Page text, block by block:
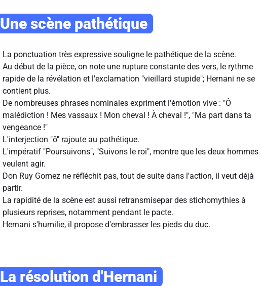
Une scène pathétique
La ponctuation très expressive souligne le pathétique de la scène.
Au début de la pièce, on note une rupture constante des vers, le rythme
rapide de la révélation et l'exclamation "vieillard stupide"; Hernani ne se
contient plus.
De nombreuses phrases nominales expriment l'émotion vive : "Ô
malédiction ! Mes vassaux ! Mon cheval ! À cheval !", "Ma part dans ta
vengeance !"
L'interjection "ô" rajoute au pathétique.
L'impératif "Poursuivons", "Suivons le roi", montre que les deux hommes
veulent agir.
Don Ruy Gomez ne réfléchit pas, tout de suite dans l'action, il veut déjà
partir.
La rapidité de la scène est aussi retransmisepar des stichomythies à
plusieurs reprises, notamment pendant le pacte.
Hernani s'humilie, il propose d'embrasser les pieds du duc.
La résolution d'Hernani